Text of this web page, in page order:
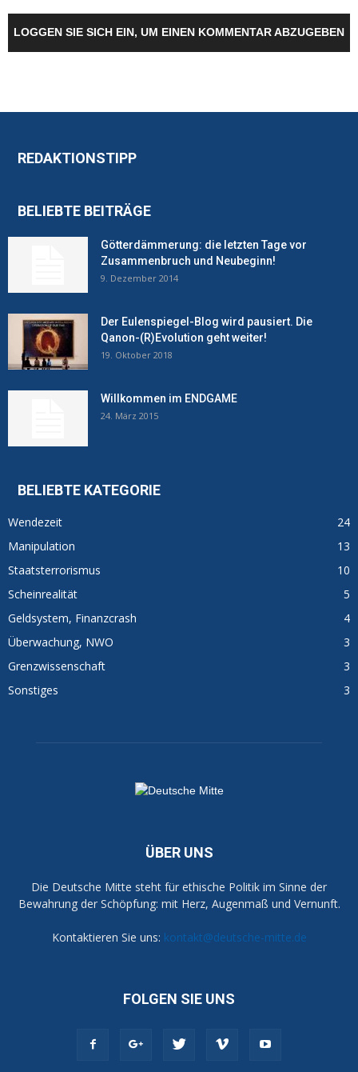
LOGGEN SIE SICH EIN, UM EINEN KOMMENTAR ABZUGEBEN
REDAKTIONSTIPP
BELIEBTE BEITRÄGE
Götterdämmerung: die letzten Tage vor
Zusammenbruch und Neubeginn!
9. Dezember 2014
Der Eulenspiegel-Blog wird pausiert. Die
Qanon-(R)Evolution geht weiter!
19. Oktober 2018
Willkommen im ENDGAME
24. März 2015
BELIEBTE KATEGORIE
Wendezeit
24
Manipulation
13
Staatsterrorismus
10
Scheinrealität
5
Geldsystem, Finanzcrash
4
Überwachung, NWO
3
Grenzwissenschaft
3
Sonstiges
3
ÜBER UNS
Die Deutsche Mitte steht für ethische Politik im Sinne der
Bewahrung der Schöpfung: mit Herz, Augenmaß und Vernunft.
Kontaktieren Sie uns: kontakt@deutsche-mitte.de
FOLGEN SIE UNS